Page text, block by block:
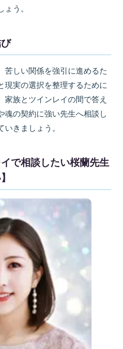
う。
苦しい関係を強引に進めるた
現実の選択を整理するために
族とツインレイの間で答え
魂の契約に強い先生へ相談し
きましょう。
で相談したい桜蘭先生